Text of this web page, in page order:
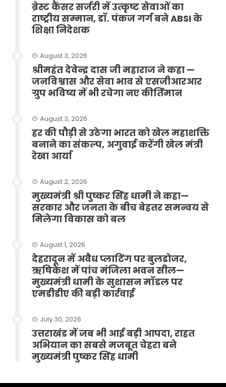
ब्रेस्ट कैंसर सर्जरी में उत्कृष्ट सेवाओं का
राष्ट्रीय सम्मान, डॉ. पंकज गर्ग बने ABSI के
शिक्षा निदेशक
August 3, 2026
श्रीमहंत देवेन्द्र दास जी महाराज ने कहा —
जनविश्वास और सेवा भाव से एसजीआरआर
ग्रुप भविष्य में भी रचेगा नए कीर्तिमान
August 3, 2026
हर की पौड़ी से उठेगा भारत को खेल महाशक्ति
बनाने का संकल्प, अगुवाई करेंगी खेल मंत्री
रेखा आर्या
August 2, 2026
मुख्यमंत्री श्री पुष्कर सिंह धामी ने कहा—
सरकार और जनता के बीच बेहतर समन्वय से
मिलेगा विकास को बल
August 1, 2026
देहरादून में अवैध प्लाटिंग पर बुलडोजर,
ऋषिकेश में पांच मंजिला भवन सील—
मुख्यमंत्री धामी के सुशासन मॉडल पर
एमडीडीए की बड़ी कार्रवाई
July 30, 2026
उत्तराखंड में जब भी आई बड़ी आपदा, राहत
अभियान का सबसे मजबूत चेहरा बने
मुख्यमंत्री पुष्कर सिंह धामी